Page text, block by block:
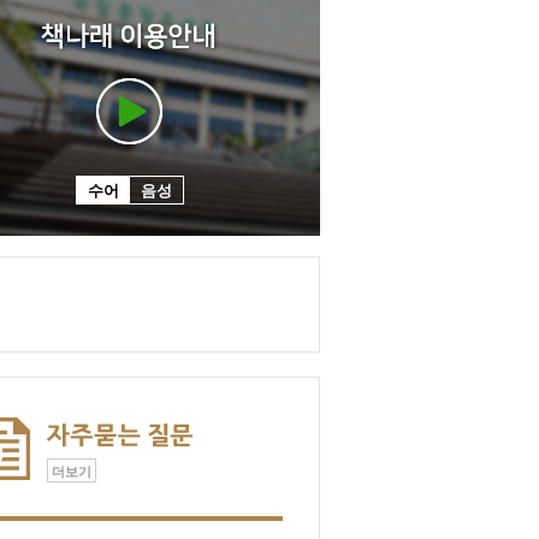
수어 음성
더보기